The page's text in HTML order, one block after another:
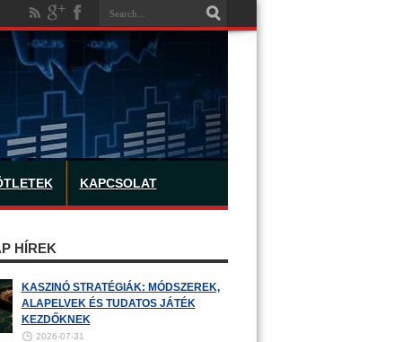
KAPCSOLAT
HÍREK
KASZINÓ STRATÉGIÁK: MÓDSZEREK,
ALAPELVEK ÉS TUDATOS JÁTÉK
KEZDŐKNEK
2026-07-31